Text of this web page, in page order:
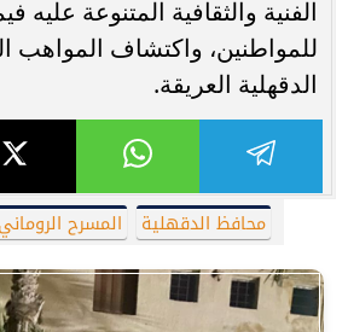
الفنية والثقافية المتنوعة عليه
للمواطنين، واكتشاف المواهب
الدقهلية العريقة.
محافظ الدقهلية المسرح الروماني